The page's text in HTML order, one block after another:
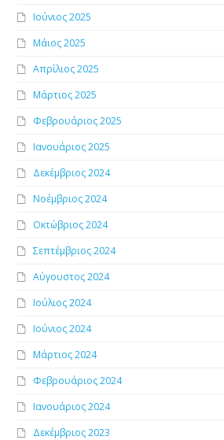
Ιούνιος 2025
Μάιος 2025
Απρίλιος 2025
Μάρτιος 2025
Φεβρουάριος 2025
Ιανουάριος 2025
Δεκέμβριος 2024
Νοέμβριος 2024
Οκτώβριος 2024
Σεπτέμβριος 2024
Αύγουστος 2024
Ιούλιος 2024
Ιούνιος 2024
Μάρτιος 2024
Φεβρουάριος 2024
Ιανουάριος 2024
Δεκέμβριος 2023